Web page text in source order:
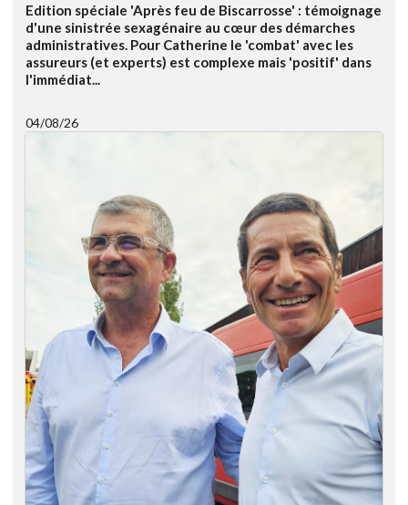
Edition spéciale 'Après feu de Biscarrosse' : témoignage
d'une sinistrée sexagénaire au cœur des démarches
administratives. Pour Catherine le 'combat' avec les
assureurs (et experts) est complexe mais 'positif' dans
l'immédiat...
04/08/26